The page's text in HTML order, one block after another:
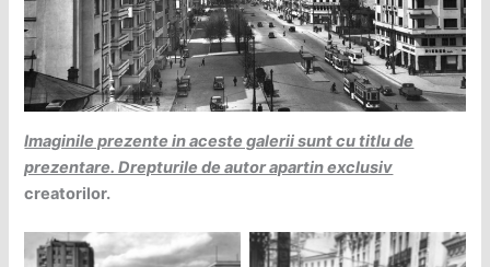
Imaginile prezente in aceste galerii sunt cu titlu de
prezentare. Drepturile de autor apartin exclusiv
creatorilor.